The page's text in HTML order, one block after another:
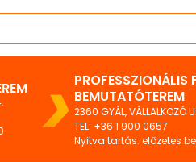
PROFESSZIONÁLIS
BEMUTATÓTEREM
2360 GYÁL, VÁLLALKOZÓ
TEL: +36 1 900 0657
Nyitva tartás: előzetes